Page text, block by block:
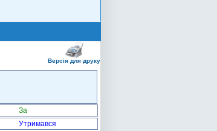
Версія для друку
За
Утримався